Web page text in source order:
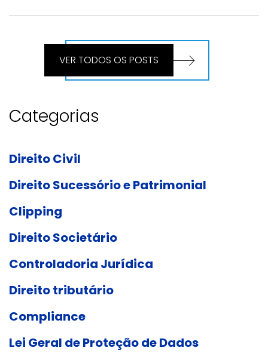
VER TODOS OS POSTS
Categorias
Direito Civil
Direito Sucessório e Patrimonial
Clipping
Direito Societário
Controladoria Jurídica
Direito tributário
Compliance
Lei Geral de Proteção de Dados